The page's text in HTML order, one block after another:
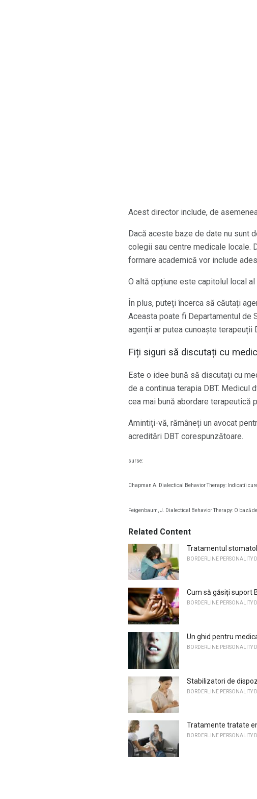
Acest director include, de
Dacă aceste baze de date nu sunt
colegii sau centre medicale locale.
formare academică vor include
O altă opțiune este capitolul local
În plus, puteți încerca să căutați
Aceasta poate fi Departamentul de
agenții ar putea cunoaște
Fiți siguri să discutați cu
Este o idee bună să discutați cu
de a continua terapia DBT. Medicul
cea mai bună abordare terapeutică
Amintiți-vă, rămâneți un avocat
acreditări DBT corespunzătoare.
surse:
Chapman A. Dialectical Behavior Therapy: Indicatii
Feigenbaum, J. Dialectical Behavior Therapy: O bază
Related Content
Tratamentul
BORDERLINE PERSONALITY
Cum să găsiți suport
BORDERLINE PERSONALITY
Un ghid pentru
BORDERLINE PERSONALITY
Stabilizatori de
BORDERLINE PERSONALITY
Tratamente tratate
BORDERLINE PERSONALITY